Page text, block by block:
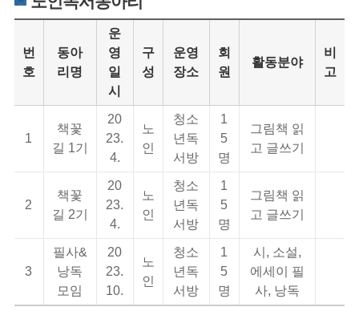
번
호
동아
리명
운
영
일
시
구
성
운영
장소
회
원
활동분야
비
고
1
책꽃
길 1기
20
23.
4.
노
인
청소
년독
서방
1
5
명
그림책 읽
고 글쓰기
2
책꽃
길 2기
20
23.
4.
노
인
청소
년독
서방
1
5
명
그림책 읽
고 글쓰기
3
필사&
낭독
모임
20
23.
10.
노
인
청소
년독
서방
1
5
명
시, 소설,
에세이 필
사, 낭독